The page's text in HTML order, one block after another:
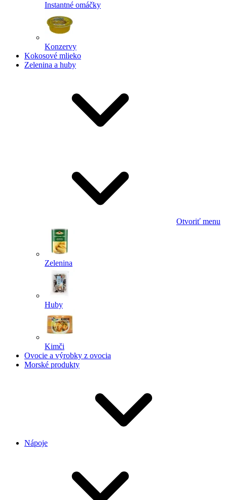
Instantné omáčky
Konzervy
Kokosové mlieko
Zelenina a huby
Otvoriť menu
Zelenina
Huby
Kimči
Ovocie a výrobky z ovocia
Morské produkty
Nápoje